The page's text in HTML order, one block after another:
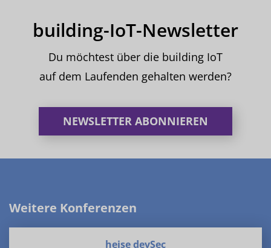
building-IoT-Newsletter
Du möchtest über die building IoT
auf dem Laufenden gehalten werden?
NEWSLETTER ABONNIEREN
Weitere Konferenzen
heise devSec